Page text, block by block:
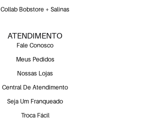
Collab Bobstore + Salinas
ATENDIMENTO
Fale Conosco
Meus Pedidos
Nossas Lojas
Central De Atendimento
Seja Um Franqueado
Troca Fácil